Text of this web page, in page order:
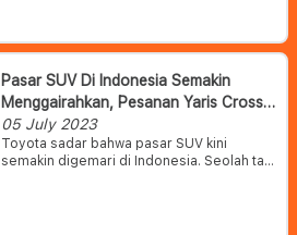
Pasar SUV Di Indonesia Semakin
Menggairahkan, Pesanan Yaris Cross
Hybrid Membludak
05 July 2023
Toyota sadar bahwa pasar SUV kini
semakin digemari di Indonesia. Seolah tak